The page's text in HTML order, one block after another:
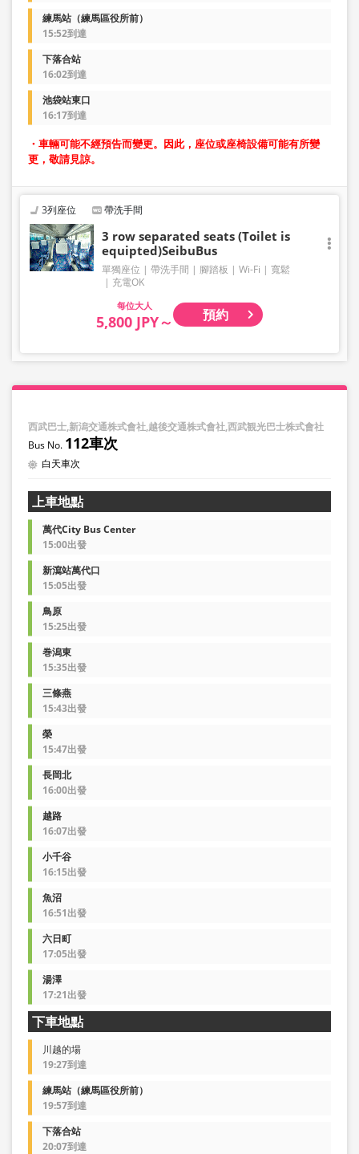
練馬站（練馬區役所前）
15:52到達
下落合站
16:02到達
池袋站東口
16:17到達
・車輛可能不經預告而變更。因此，座位或座椅設備可能有所變
更，敬請見諒。
3列座位 帶洗手間
3 row separated seats (Toilet is
equipted)SeibuBus
單獨座位 帶洗手間 腳踏板 Wi-Fi
寬鬆
充電OK
大人
5,800 JPY～ 預約
西武巴士,新潟交通株式會社,越後交通株式會社,西武観光巴士株式會社
112車次
白天車次
上車地點
萬代City Bus Center
15:00出發
新瀉站萬代口
15:05出發
鳥原
15:25出發
巻潟東
15:35出發
三條燕
15:43出發
榮
15:47出發
長岡北
16:00出發
越路
16:07出發
小千谷
16:15出發
魚沼
16:51出發
六日町
17:05出發
湯澤
17:21出發
下車地點
川越的場
19:27到達
練馬站（練馬區役所前）
19:57到達
下落合站
20:07到達